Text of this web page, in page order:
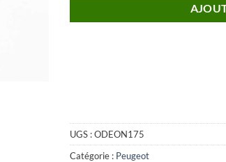
UGS :ODEON175
Catégorie : Peugeot